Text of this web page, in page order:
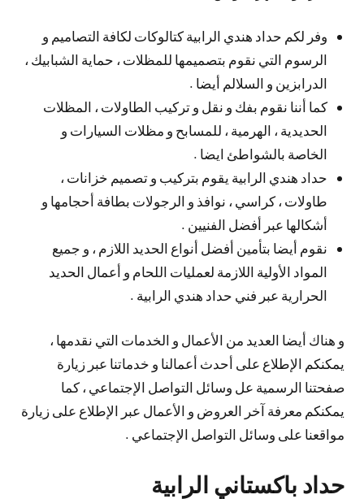
وفر لكم حداد هندي الرابية كتالوكات لكافة التصاميم و
الرسوم التي نقوم بتصميمها للمظلات ، حماية الشبابيك ،
الدرابزين و السلالم أيضا .
كما أننا نقوم بفك و نقل و تركيب الطاولات ، المظلات
الحديدية ، الهرمية ، للمسابح و مظلات السيارات و
الخاصة بالشواطئ ايضا .
حداد هندي الرابية يقوم بتركيب و تصميم خزانات ،
طاولات ، كراسي ، نوافذ و الرجولات بطافة أحجامها و
أشكالها عبر أفضل الفنيين .
نقوم أيضا بتأمين أفضل أنواع الحديد اللازم ، و جميع
المواد الأولية اللازمة لعمليات اللحام و أعمال الحديد
الحرارية عبر فني حداد هندي الرابية .
و هناك أيضا العديد من الأعمال و الخدمات التي نقدمها ،
يمكنكم الإطلاع على أحدث أعمالنا و خدماتنا عبر زيارة
صفحتنا الرسمية عل وسائل التواصل الإجتماعي ، كما
يمكنكم معرفة آخر العروض و الأعمال عبر الإطلاع على زيارة
مواقعنا على وسائل التواصل الإجتماعي .
حداد باكستاني الرابية